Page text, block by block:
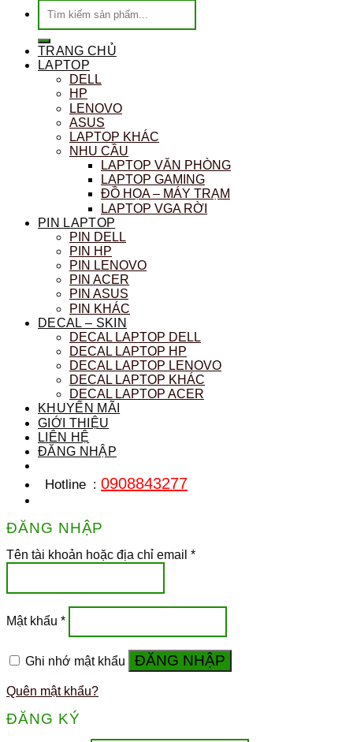
Tìm
kiếm:
TRANG CHỦ
LAPTOP
DELL
HP
LENOVO
ASUS
LAPTOP KHÁC
NHU CẦU
LAPTOP VĂN PHÒNG
LAPTOP GAMING
ĐỒ HỌA – MÁY TRẠM
LAPTOP VGA RỜI
PIN LAPTOP
PIN DELL
PIN HP
PIN LENOVO
PIN ACER
PIN ASUS
PIN KHÁC
DECAL – SKIN
DECAL LAPTOP DELL
DECAL LAPTOP HP
DECAL LAPTOP LENOVO
DECAL LAPTOP KHÁC
DECAL LAPTOP ACER
KHUYẾN MÃI
GIỚI THIỆU
LIÊN HỆ
ĐĂNG NHẬP
Hotline : 0908843277
ĐĂNG NHẬP
Tên tài khoản hoặc địa chỉ email *
Mật khẩu *
Ghi nhớ mật khẩu ĐĂNG NHẬP
Quên mật khẩu?
ĐĂNG KÝ